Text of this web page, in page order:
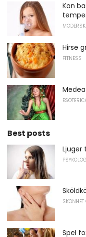
Kan
Hirse
FITNESS
Best posts
Ljuger
Spel